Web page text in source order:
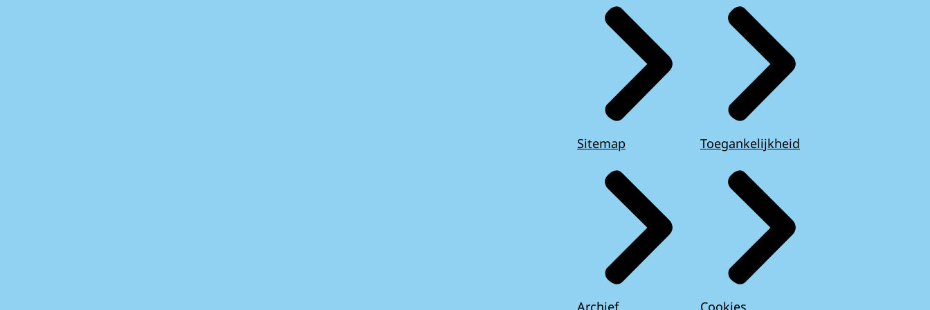
Sitemap Toegankelijkheid